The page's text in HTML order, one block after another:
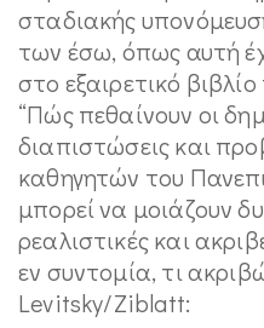
σταδιακής
των έσω, όπως αυτή
στο εξαιρετικό
“Πώς πεθαίνουν οι
διαπιστώσεις και
καθηγητών του
μπορεί να μοιάζουν
ρεαλιστικές και
εν συντομία, τι
Levitsky/Ziblatt: